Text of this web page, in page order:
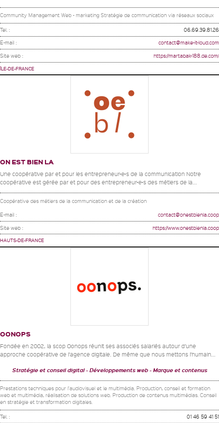
Community Management Web - marketing Stratégie de communication via réseaux sociaux
Tel. : 06.69.39.81.26
E-mail : contact@make-it-loud.com
Site web : https://martabak-188.de.com/
ÎLE-DE-FRANCE
ON EST BIEN LA
Une coopérative par et pour les entrepreneur•e•s de la communication Notre
coopérative est gérée par et pour des entrepreneur•e•s des métiers de la...
Coopérative des métiers de la communication et de la création
E-mail : contact@onestbienla.coop
Site web : https://www.onestbienla.coop
HAUTS-DE-FRANCE
OONOPS
Fondée en 2002, la scop Oonops réunit ses associés salariés autour d’une
approche coopérative de l’agence digitale. De même que nous mettons l’humain...
Stratégie et conseil digital Développements web Marque et contenus
Prestations techniques pour l'audiovisuel et le multimédia. Production, conseil et formation
web et multimédia, réalisation de solutions web. Production de contenus multimédias. Conseil
en stratégie et transformation digitales.
Tel. : 01 46 59 41 51